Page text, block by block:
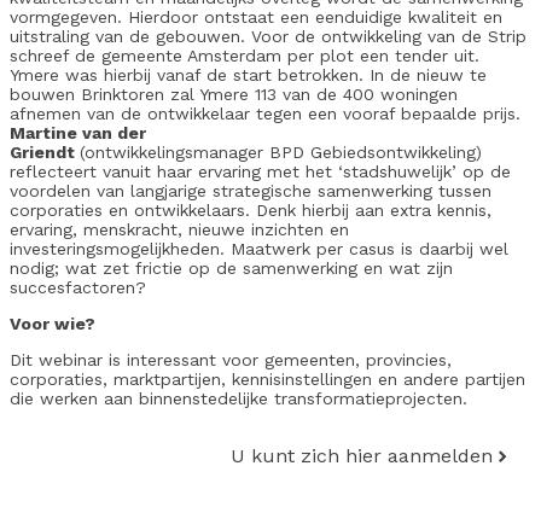
vormgegeven. Hierdoor ontstaat een eenduidige kwaliteit en
uitstraling van de gebouwen. Voor de ontwikkeling van de Strip
schreef de gemeente Amsterdam per plot een tender uit.
Ymere was hierbij vanaf de start betrokken. In de nieuw te
bouwen Brinktoren zal Ymere 113 van de 400 woningen
afnemen van de ontwikkelaar tegen een vooraf bepaalde prijs.
Martine van der
Griendt (ontwikkelingsmanager BPD Gebiedsontwikkeling)
reflecteert vanuit haar ervaring met het ‘stadshuwelijk’ op de
voordelen van langjarige strategische samenwerking tussen
corporaties en ontwikkelaars. Denk hierbij aan extra kennis,
ervaring, menskracht, nieuwe inzichten en
investeringsmogelijkheden. Maatwerk per casus is daarbij wel
nodig; wat zet frictie op de samenwerking en wat zijn
succesfactoren?
Voor wie?
Dit webinar is interessant voor gemeenten, provincies,
corporaties, marktpartijen, kennisinstellingen en andere partijen
die werken aan binnenstedelijke transformatieprojecten.
U kunt zich hier aanmelden